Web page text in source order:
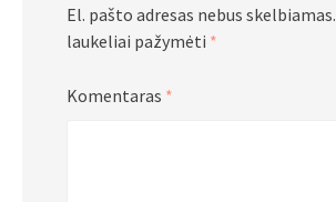
El. pašto adresas nebus skelbiamas.
laukeliai pažymėti *
Komentaras *